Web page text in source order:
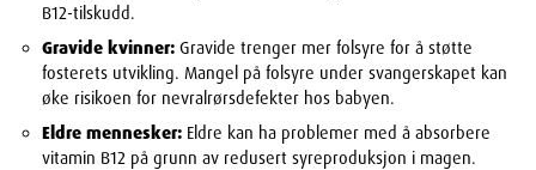
B12-tilskudd.
Gravide kvinner: Gravide trenger mer folsyre for å støtte
fosterets utvikling. Mangel på folsyre under svangerskapet kan
øke risikoen for nevralrørsdefekter hos babyen.
Eldre mennesker: Eldre kan ha problemer med å absorbere
vitamin B12 på grunn av redusert syreproduksjon i magen.